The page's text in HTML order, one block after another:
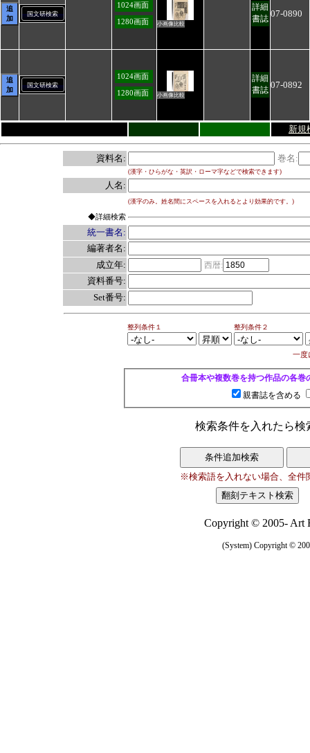
追
加
国文研検索
1024画面
1280画面 小画像比較
詳細
書誌
07-0890
追
加
国文研検索
1024画面
1280画面 小画像比較
詳細
書誌
07-0892
新規
資料名: 巻名:
(漢字・ひらがな・英訳・ローマ字などで検索できます)
人名:
(漢字のみ。姓名間にスペースを入れるとより効果的です。)
◆詳細検索
統一書名:
編著者名:
成立年:
西暦:
資料番号:
Set番号:
整列条件１ 整列条件２
一度
合冊本や複数巻を持つ作品の各
親書誌を含める
検索条件を入れたら
※検索語を入れない場合、全件
Copyright © 2005- Art
(System) Copyright ©